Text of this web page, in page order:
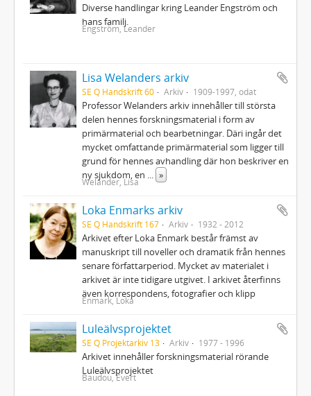
Diverse handlingar kring Leander Engström och
hans familj.
Engström, Leander
Lisa Welanders arkiv
SE Q Handskrift 60 Arkiv 1909-1997, odat
Professor Welanders arkiv innehåller till största
delen hennes forskningsmaterial i form av
primärmaterial och bearbetningar. Däri ingår det
mycket omfattande primärmaterial som ligger till
grund för hennes avhandling där hon beskriver en
ny sjukdom, en
»
Welander, Lisa
Loka Enmarks arkiv
SE Q Handskrift 167 Arkiv 1932 - 2012
Arkivet efter Loka Enmark består främst av
manuskript till noveller och dramatik från hennes
senare författarperiod. Mycket av materialet i
arkivet är inte tidigare utgivet. I arkivet återfinns
även korrespondens, fotografier och klipp
Enmark, Loka
Luleälvsprojektet
SE Q Projektarkiv 13 Arkiv 1977 - 1996
Arkivet innehåller forskningsmaterial rörande
Luleälvsprojektet
Baudou, Evert